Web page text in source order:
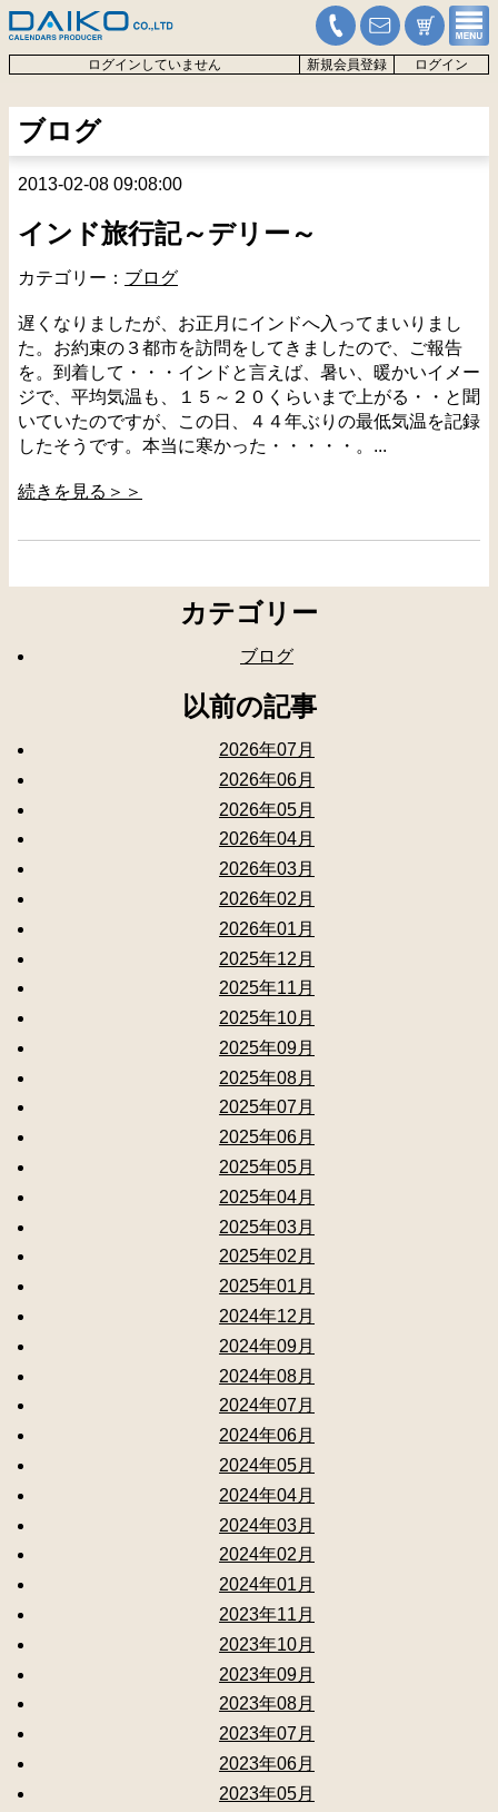
ログインしていません 新規会員登録 ログイン
ブログ
2013-02-08 09:08:00
インド旅行記～デリー～
カテゴリー： ブログ
遅くなりましたが、お正月にインドへ入ってまいりまし
た。お約束の３都市を訪問をしてきましたので、ご報告
を。到着して・・・インドと言えば、暑い、暖かいイメー
ジで、平均気温も、１５～２０くらいまで上がる・・と聞
いていたのですが、この日、４４年ぶりの最低気温を記録
したそうです。本当に寒かった・・・・・。...
続きを見る＞＞
カテゴリー
ブログ
以前の記事
2026年07月
2026年06月
2026年05月
2026年04月
2026年03月
2026年02月
2026年01月
2025年12月
2025年11月
2025年10月
2025年09月
2025年08月
2025年07月
2025年06月
2025年05月
2025年04月
2025年03月
2025年02月
2025年01月
2024年12月
2024年09月
2024年08月
2024年07月
2024年06月
2024年05月
2024年04月
2024年03月
2024年02月
2024年01月
2023年11月
2023年10月
2023年09月
2023年08月
2023年07月
2023年06月
2023年05月